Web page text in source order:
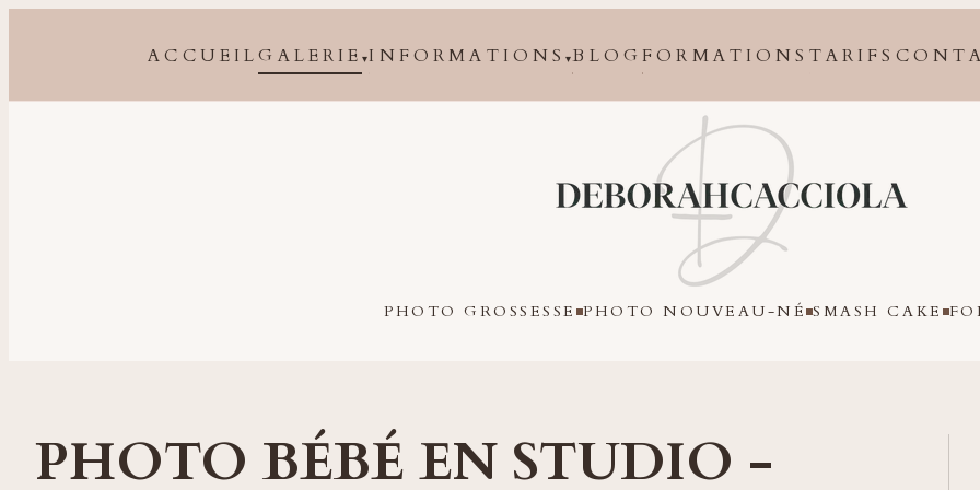
ACCUEILGALERIE▾INFORMATIONS▾BLOGFORMATIONS TARIFS
PHOTO GROSSESSE PHOTO NOUVEAU-NÉ SMASH CAKE
PHOTO BÉBÉ EN STUDIO -